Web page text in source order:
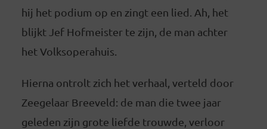
hij het podium op en zingt een lied. Ah, het
blijkt Jef Hofmeister te zijn, de man achter
het Volksoperahuis.
Hierna ontrolt zich het verhaal, verteld door
Zeegelaar Breeveld: de man die twee jaar
geleden zijn grote liefde trouwde, verloor